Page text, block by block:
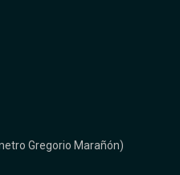
Gregorio Marañón)